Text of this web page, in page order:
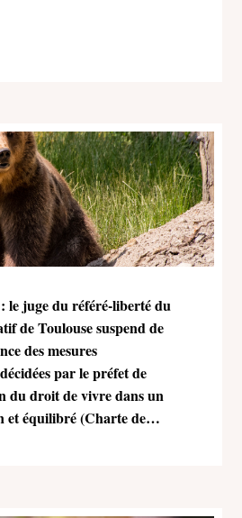
le juge du référé-liberté du
de Toulouse suspend de
des mesures
par le préfet de
du droit de vivre dans un
et équilibré (Charte de